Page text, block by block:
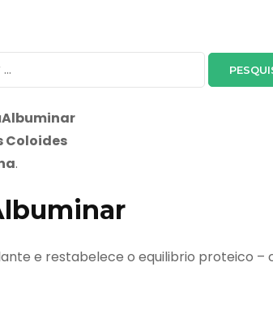
Albuminar
Coloides
.
e restabelece o equilibrio proteico –